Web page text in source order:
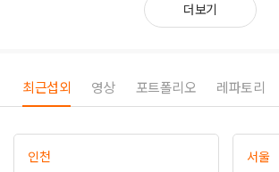
더보기
최근섭외 영상 포트폴리오 레파토리
인천 서울